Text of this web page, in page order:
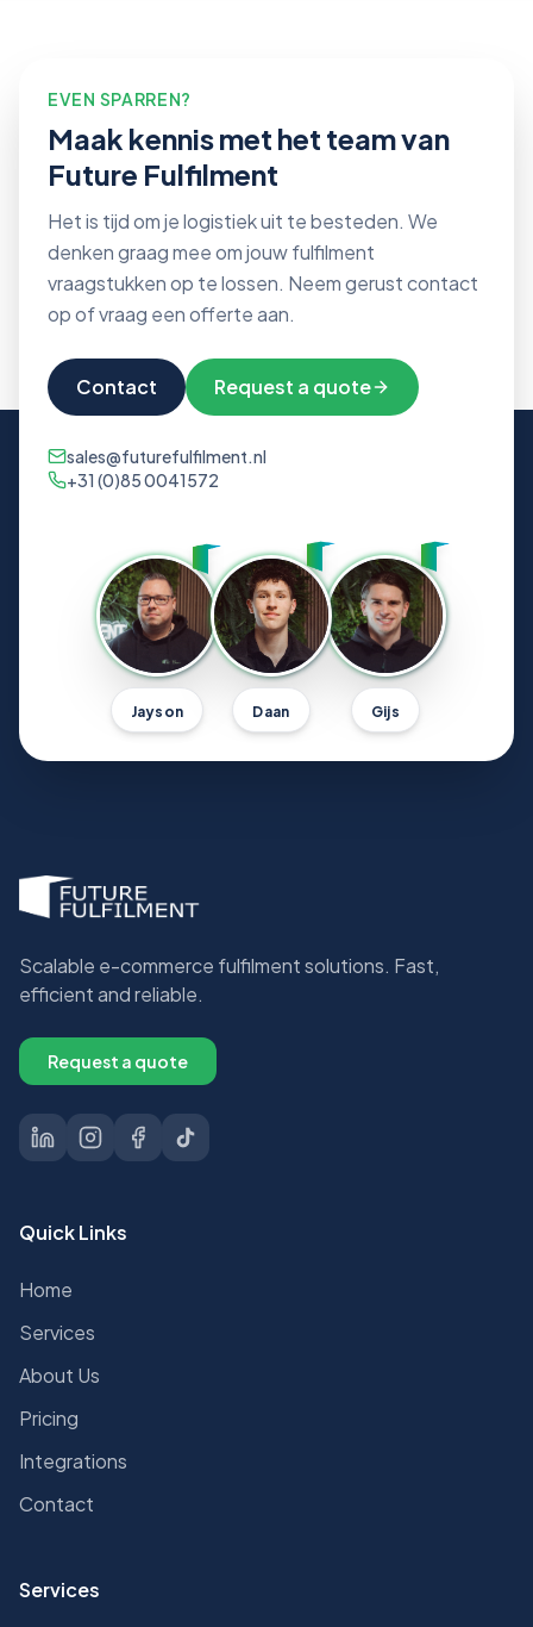
EVEN SPARREN?
Maak kennis met het team van
Future Fulfilment
Het is tijd om je logistiek uit te besteden. We
denken graag mee om jouw fulfilment
vraagstukken op te lossen. Neem gerust contact
op of vraag een offerte aan.
Contact Request a quote
sales@futurefulfilment.nl
+31 (0)85 0041572
Jayson Daan Gijs
Scalable e-commerce fulfilment solutions. Fast,
efficient and reliable.
Request a quote
Quick Links
Home
Services
About Us
Pricing
Integrations
Contact
Services